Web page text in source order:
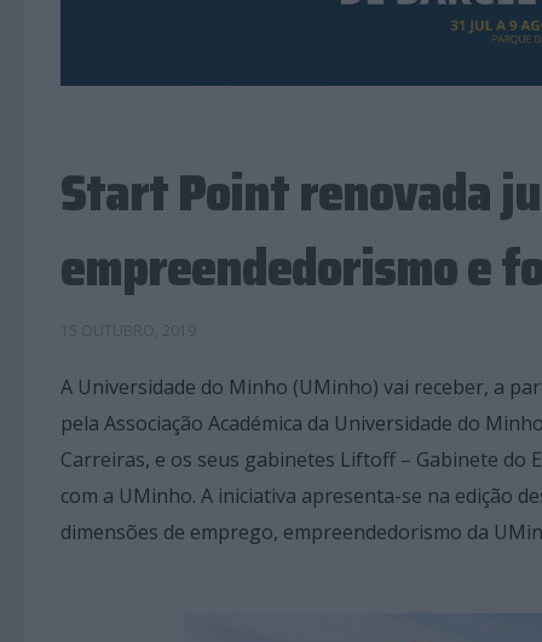
Start Point renovada
empreendedorismo e
A Universidade do Minho (UMinho) vai receber, a
pela Associação Académica da Universidade do
Carreiras, e os seus gabinetes Liftoff – Gabinete do
com a UMinho. A iniciativa apresenta-se na edição
dimensões de emprego, empreendedorismo da